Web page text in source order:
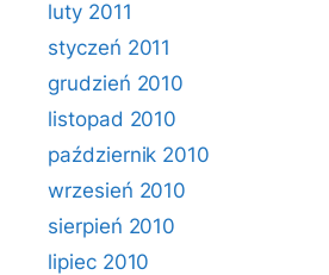
luty 2011
styczeń 2011
grudzień 2010
listopad 2010
październik 2010
wrzesień 2010
sierpień 2010
lipiec 2010